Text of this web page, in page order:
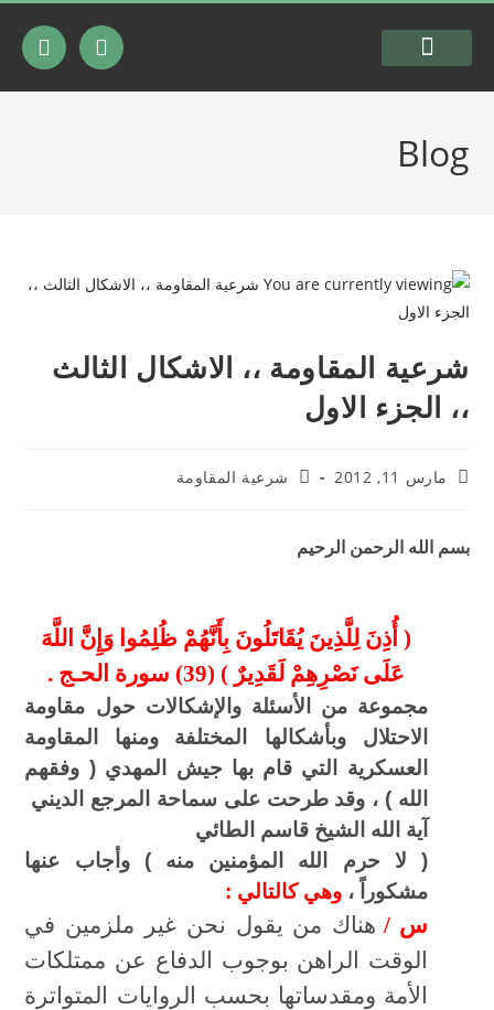
Blog
شرعية المقاومة ،، الاشكال الثالث
،، الجزء الاول
مارس 11, 2012 شرعية المقاومة
بسم الله الرحمن الرحيم
( أُذِنَ لِلَّذِينَ يُقَاتَلُونَ بِأَنَّهُمْ ظُلِمُوا وَإِنَّ اللَّهَ
عَلَى نَصْرِهِمْ لَقَدِيرٌ ) (39) سورة الحـج .
مجموعة من الأسئلة والإشكالات حول مقاومة
الاحتلال وبأشكالها المختلفة
ومنها
المقاومة
العسكرية التي قام بها جيش المهدي ( وفقهم
الله ) ، وقد طرحت على سماحة المرجع الديني
آية الله الشيخ قاسم الطائي
( لا حرم الله المؤمنين منه ) وأجاب عنها
مشكوراً ،وهي كالتالي :
س / هناك من يقول نحن غير ملزمين في
الوقت الراهن بوجوب الدفاع عن ممتلكات
الأمة ومقدساتها بحسب الروايات المتواترة